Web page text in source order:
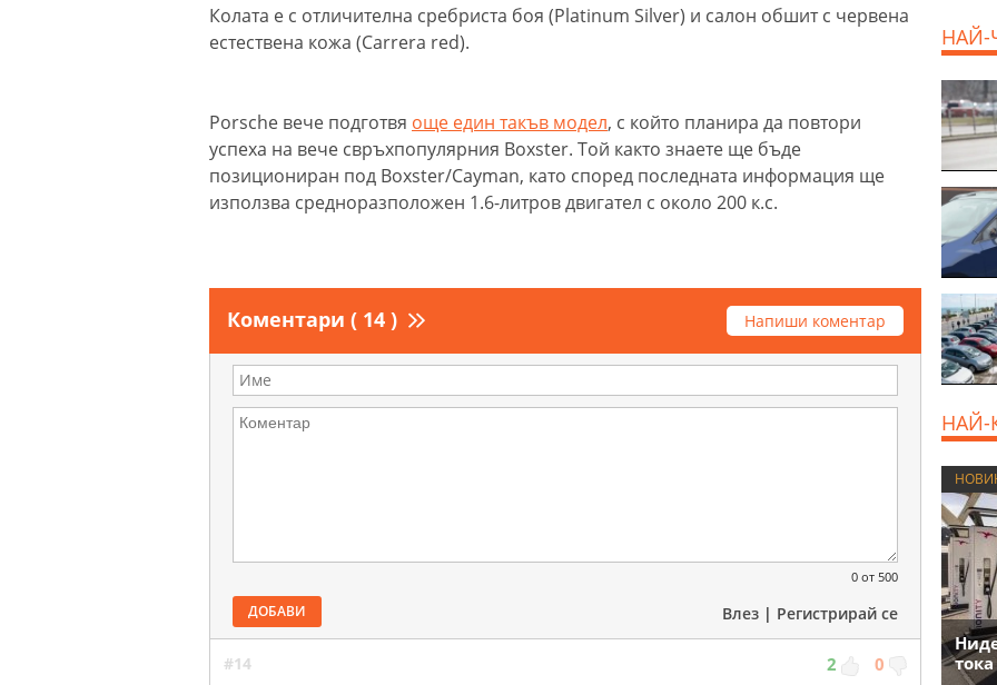
Колата е с отличителна сребриста боя (Platinum Silver) и салон обшит с червена
естествена кожа (Carrera red).
Porsche вече подготвя още един такъв модел, с който планира да повтори
успеха на вече свръхпопулярния Boxster. Той както знаете ще бъде
позициониран под Boxster/Cayman, като според последната информация ще
използва средноразположен 1.6-литров двигател с около 200 к.с.
Коментари ( 14 ) Напиши коментар
0 от 500
ДОБАВИ Влез | Регистрирай се
#14 2 0
НАЙ-
НАЙ-